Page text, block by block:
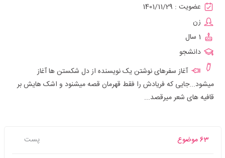
عضویت : 1401/11/29
زن
1 سال
دانشجو
آغاز سفرهای نوشتن یک نویسنده از دل شکستن ها آغاز
میشود...جایی که فریادش را فقط قهرمان قصه میشنود و اشک هایش بر
قافیه های شعر میرقصد...
63 موضوع پست